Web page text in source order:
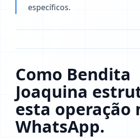
específicos.
Como Bendita
Joaquina
esta operação
WhatsApp.